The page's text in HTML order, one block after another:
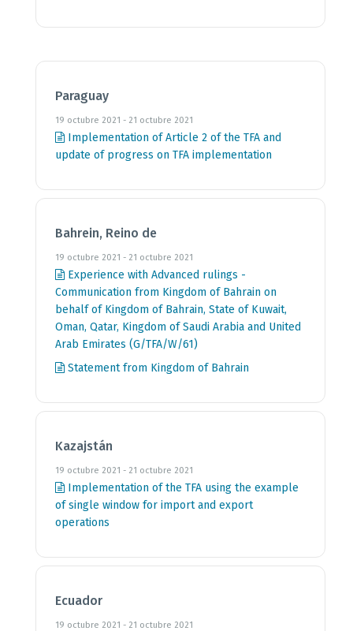
Paraguay
19 octubre 2021 - 21 octubre 2021
Implementation of Article 2 of the TFA and
update of progress on TFA implementation
Bahrein, Reino de
19 octubre 2021 - 21 octubre 2021
Experience with Advanced rulings -
Communication from Kingdom of Bahrain on
behalf of Kingdom of Bahrain, State of Kuwait,
Oman, Qatar, Kingdom of Saudi Arabia and United
Arab Emirates (G/TFA/W/61)
Statement from Kingdom of Bahrain
Kazajstán
19 octubre 2021 - 21 octubre 2021
Implementation of the TFA using the example
of single window for import and export
operations
Ecuador
19 octubre 2021 - 21 octubre 2021